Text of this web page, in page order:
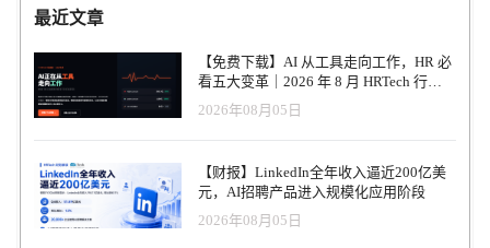
现的，求职者不喜欢浪费时间与招聘人员安排电话，如果可以避免
的AI竞争日益激烈。随着AI帮助招聘人员进行候选人筛选，求职者
也在利用AI优化简历。我们的客户之一告诉我，几乎所有的求职者
现在提交的简历都与职位描述惊人地相似。为什么？因为求职者也
面试评估以获得优势时，HR必须加强工具，以更好地区分候选人。
解放招聘人员去招聘和提供建议 实际上，最重要的是：尽管招聘助
手是一种提高效率的工具，但它真正的作用是解放招聘人员，让他
利问题的答案。 未来之路 工作世界正在不断演变，大家一致认为我
以实现所需的结果，员工可以获得所需的支持，即使在偶尔繁重的
工作量下也能脱颖而出 为了蓬勃发展，公司必须优先考虑员工的需
求，并培养信任和成长的文化。通过关注这些关键领域，您可以打
Lewis是商业地产公司General Growth Properties的高级业务分析师--
后来被Brookfield Property Partners收购。Sharef是麦肯锡的商业分析
师，Sedlet是高盛公司的战略家。 公司经常使用人事代理机构来招聘
和雇用那些不能被归类为独立承包商的工人。中介公司专注于招聘
候选人，但是--按照Sedlet的说法--他们并不太关注雇佣后的体验。
"作为一个人员配置的客户，很难管理基本的工作流程，如拉出一个
工人名册，给某人奖金，或批准PTO。作为一个工人，人事行业只
什么支持，如职业发展和绩效管理，"Sedlet说，"我们认为，优秀的
软件--再加上贴心的支持--可以解决这些问题，为企业和工人实现自
助功能，并提供值得承包商给公司带来价值的就业体验。" 通过
最近文章
【免费下载】AI 从工具走向工作，HR 必
看五大变革｜2026 年 8 月 HRTech 行业
观察报告
2026年08月05日
【财报】LinkedIn全年收入逼近200亿美
元，AI招聘产品进入规模化应用阶段
2026年08月05日